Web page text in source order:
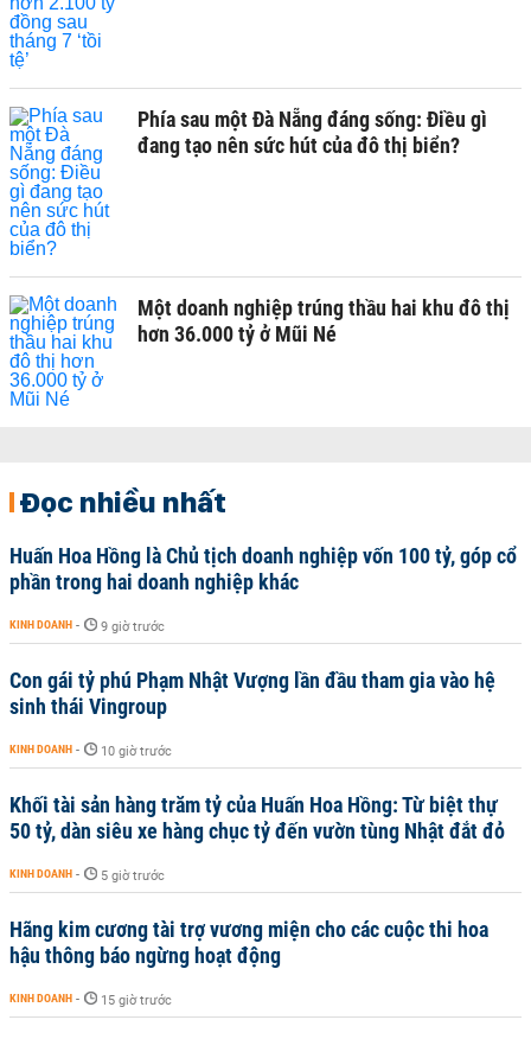
Phía sau một Đà Nẵng đáng sống: Điều gì
đang tạo nên sức hút của đô thị biển?
Một doanh nghiệp trúng thầu hai khu đô thị
hơn 36.000 tỷ ở Mũi Né
Đọc nhiều nhất
Huấn Hoa Hồng là Chủ tịch doanh nghiệp vốn 100 tỷ, góp cổ
phần trong hai doanh nghiệp khác
KINH DOANH - 9 giờ trước
Con gái tỷ phú Phạm Nhật Vượng lần đầu tham gia vào hệ
sinh thái Vingroup
KINH DOANH - 10 giờ trước
Khối tài sản hàng trăm tỷ của Huấn Hoa Hồng: Từ biệt thự
50 tỷ, dàn siêu xe hàng chục tỷ đến vườn tùng Nhật đắt đỏ
KINH DOANH - 5 giờ trước
Hãng kim cương tài trợ vương miện cho các cuộc thi hoa
hậu thông báo ngừng hoạt động
KINH DOANH - 15 giờ trước